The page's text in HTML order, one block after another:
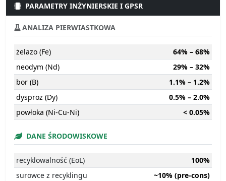
PARAMETRY INŻYNIERSKIE I GPSR
ANALIZA PIERWIASTKOWA
żelazo (Fe)
64% – 68%
neodym (Nd)
29% – 32%
bor (B)
1.1% – 1.2%
dysproz (Dy)
0.5% – 2.0%
powłoka (Ni-Cu-Ni)
< 0.05%
DANE ŚRODOWISKOWE
recyklowalność (EoL)
100%
surowce z recyklingu
~10% (pre-cons)